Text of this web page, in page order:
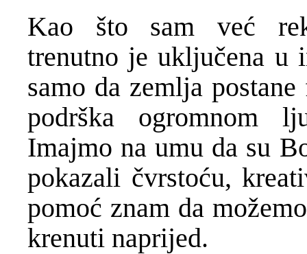
Kao što sam već
trenutno je uključena
samo da zemlja
podrška ogromnom
Imajmo na umu da su
pokazali čvrstoću,
pomoć znam da
krenuti naprijed.